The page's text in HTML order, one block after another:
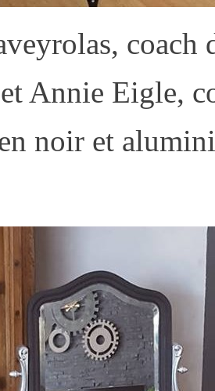
coach
Annie Eigle,
noir et